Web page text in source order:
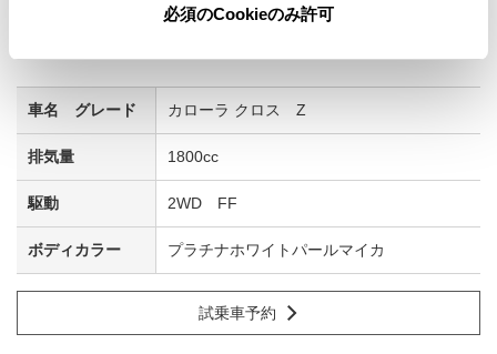
必須のCookieのみ許可
カローラ クロス Z
1800cc
2WD FF
プラチナホワイトパールマイカ
試乗車予約